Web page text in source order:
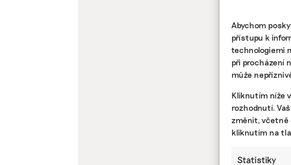
Abychom
přístupu k
technologiemi
při procházení
může
Kliknutím níže
rozhodnutí.
změnit, včetně
kliknutím na
Statistiky